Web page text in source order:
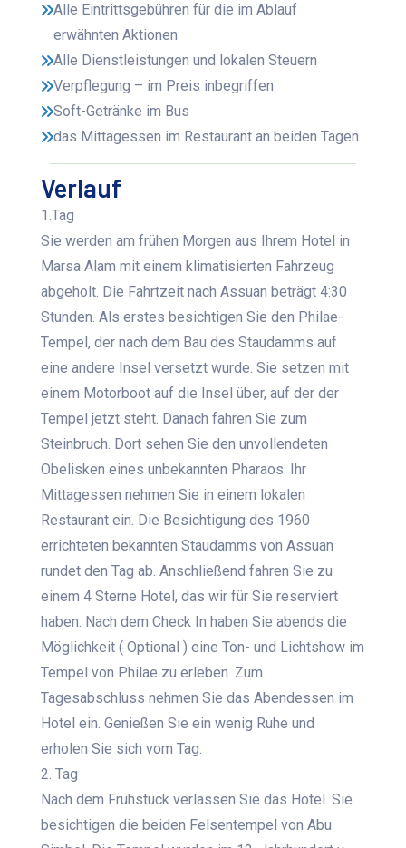
Alle Eintrittsgebühren für die im Ablauf
erwähnten Aktionen
Alle Dienstleistungen und lokalen Steuern
Verpflegung – im Preis inbegriffen
Soft-Getränke im Bus
das Mittagessen im Restaurant an beiden Tagen
Verlauf
1.Tag
Sie werden am frühen Morgen aus Ihrem Hotel in
Marsa Alam mit einem klimatisierten Fahrzeug
abgeholt. Die Fahrtzeit nach Assuan beträgt 4:30
Stunden. Als erstes besichtigen Sie den Philae-
Tempel, der nach dem Bau des Staudamms auf
eine andere Insel versetzt wurde. Sie setzen mit
einem Motorboot auf die Insel über, auf der der
Tempel jetzt steht. Danach fahren Sie zum
Steinbruch. Dort sehen Sie den unvollendeten
Obelisken eines unbekannten Pharaos. Ihr
Mittagessen nehmen Sie in einem lokalen
Restaurant ein. Die Besichtigung des 1960
errichteten bekannten Staudamms von Assuan
rundet den Tag ab. Anschließend fahren Sie zu
einem 4 Sterne Hotel, das wir für Sie reserviert
haben. Nach dem Check In haben Sie abends die
Möglichkeit ( Optional ) eine Ton- und Lichtshow im
Tempel von Philae zu erleben. Zum
Tagesabschluss nehmen Sie das Abendessen im
Hotel ein. Genießen Sie ein wenig Ruhe und
erholen Sie sich vom Tag.
2. Tag
Nach dem Frühstück verlassen Sie das Hotel. Sie
besichtigen die beiden Felsentempel von Abu